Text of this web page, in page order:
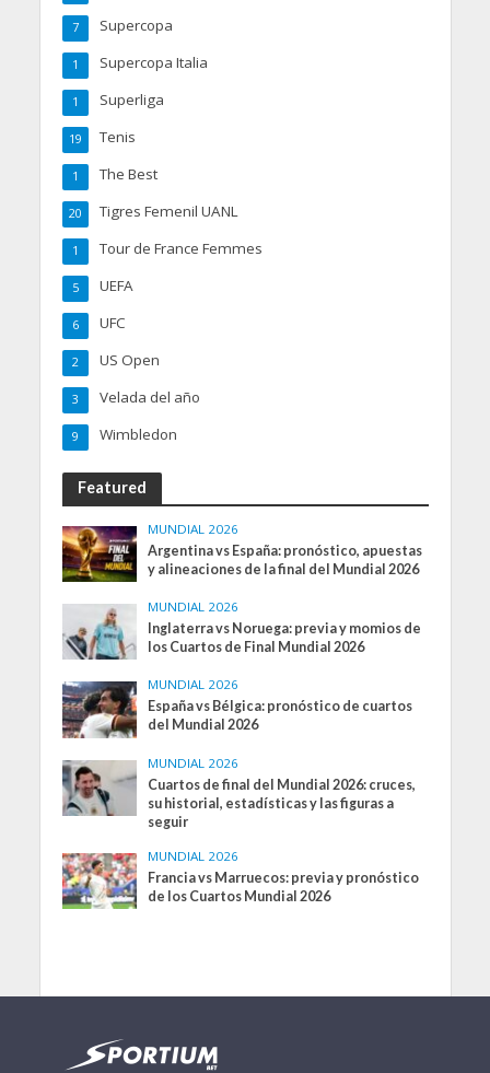
Supercopa
7
Supercopa Italia
1
Superliga
1
Tenis
19
The Best
1
Tigres Femenil UANL
20
Tour de France Femmes
1
UEFA
5
UFC
6
US Open
2
Velada del año
3
Wimbledon
9
Featured
MUNDIAL 2026
Argentina vs España: pronóstico, apuestas
y alineaciones de la final del Mundial 2026
MUNDIAL 2026
Inglaterra vs Noruega: previa y momios de
los Cuartos de Final Mundial 2026
MUNDIAL 2026
España vs Bélgica: pronóstico de cuartos
del Mundial 2026
MUNDIAL 2026
Cuartos de final del Mundial 2026: cruces,
su historial, estadísticas y las figuras a
seguir
MUNDIAL 2026
Francia vs Marruecos: previa y pronóstico
de los Cuartos Mundial 2026